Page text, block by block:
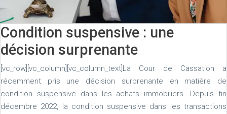
Condition suspensive : une
décision surprenante
[vc_row][vc_column][vc_column_text]La Cour de Cassation a
récemment pris une décision surprenante en matière de
condition suspensive dans les achats immobiliers. Depuis fin
décembre 2022, la condition suspensive dans les transactions